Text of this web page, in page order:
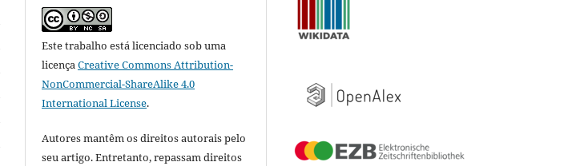
Este trabalho está licenciado sob uma
licençaCreative Commons Attribution-
NonCommercial-ShareAlike 4.0
International License.
Autores mantêm os direitos autorais pelo
seu artigo. Entretanto, repassam direitos